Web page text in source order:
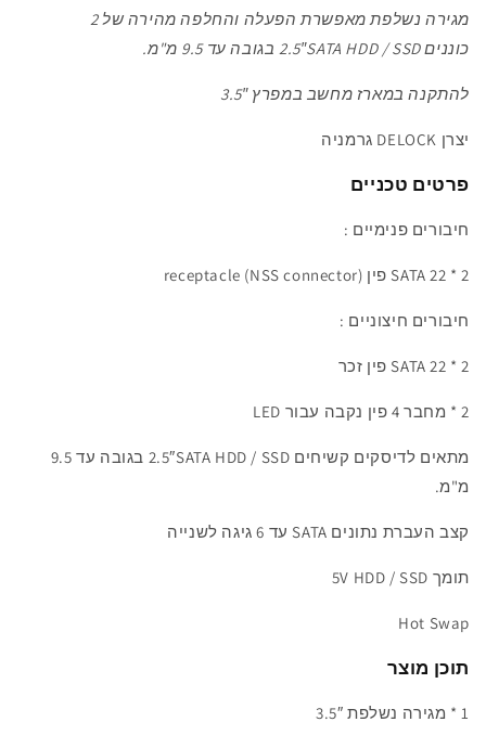
דיסקים
HDD/SSD
47189
דיסקים
HDD/SSD
47189
מגירה נשלפת
מאפשרת הפעלה והחלפה מהירה של 2
כוננים2.5″SATA HDD / SSD בגובה עד 9.5 מ"מ.
להתקנה במארז מחשב במפרץ 3.5″
יצרן DELOCK גרמניה
פרטים טכניים
חיבורים פנימיים :
2 * SATA 22 פין receptacle (NSS connector)
חיבורים חיצוניים :
2 * SATA 22 פין זכר
2 * מחבר 4 פין נקבה עבור LED
מתאים לדיסקים קשיחים
בגובה עד 9.5
מ"מ.
קצב העברת נתונים SATA עד 6 גיגה לשנייה
תומך 5V HDD / SSD
Hot Swap
תוכן מוצר
1 * מגירה נשלפת 3.5″